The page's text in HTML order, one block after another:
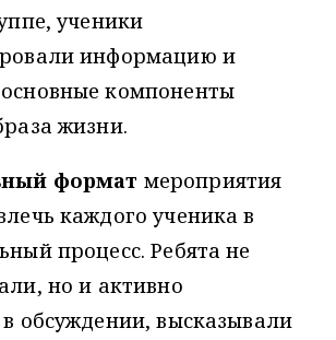
ученики
информацию и
компоненты
жизни.
формат мероприятия
каждого ученика в
процесс. Ребята не
но и активно
в обсуждении, высказывали